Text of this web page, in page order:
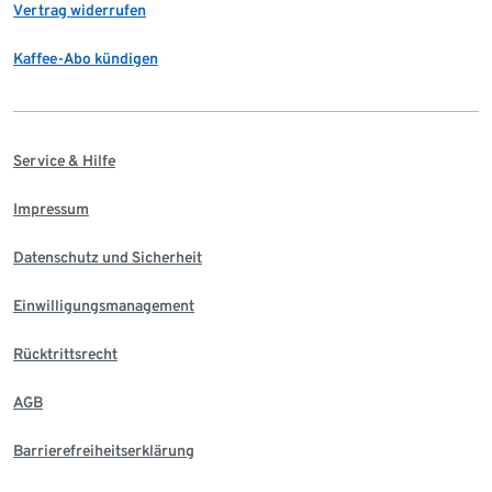
Vertrag widerrufen
Kaffee-Abo kündigen
Service & Hilfe
Impressum
Datenschutz und Sicherheit
Einwilligungsmanagement
Rücktrittsrecht
AGB
Barrierefreiheitserklärung